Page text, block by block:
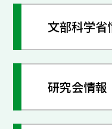
文部科学省
研究会情報